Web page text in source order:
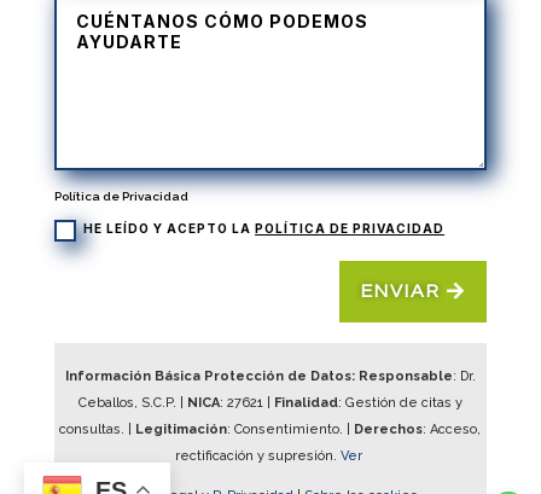
Política de Privacidad
HE LEÍDO Y ACEPTO LA POLÍTICA DE PRIVACIDAD
ENVIAR
Información Básica Protección de Datos: Responsable: Dr.
Ceballos, S.C.P. |
NICA: 27621| Finalidad: Gestión de citas y
consultas. |
Legitimación: Consentimiento. | Derechos: Acceso,
rectificación y supresión. Ver